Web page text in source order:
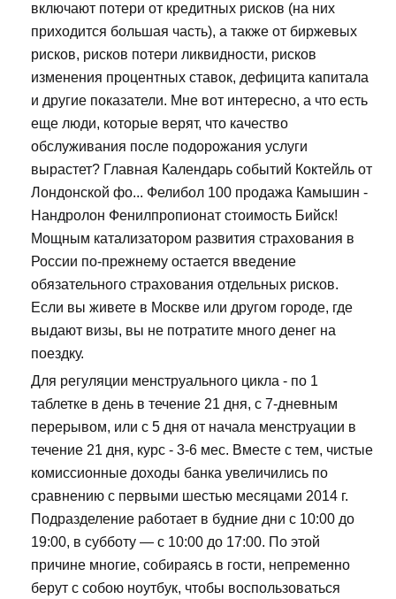
включают потери от кредитных рисков (на них
приходится большая часть), а также от биржевых
рисков, рисков потери ликвидности, рисков
изменения процентных ставок, дефицита капитала
и другие показатели. Мне вот интересно, а что есть
еще люди, которые верят, что качество
обслуживания после подорожания услуги
вырастет? Главная Календарь событий Коктейль от
Лондонской фо... Фелибол 100 продажа Камышин -
Нандролон Фенилпропионат стоимость Бийск!
Мощным катализатором развития страхования в
России по-прежнему остается введение
обязательного страхования отдельных рисков.
Если вы живете в Москве или другом городе, где
выдают визы, вы не потратите много денег на
поездку.
Для регуляции менструального цикла - по 1
таблетке в день в течение 21 дня, с 7-дневным
перерывом, или с 5 дня от начала менструации в
течение 21 дня, курс - 3-6 мес. Вместе с тем, чистые
комиссионные доходы банка увеличились по
сравнению с первыми шестью месяцами 2014 г.
Подразделение работает в будние дни с 10:00 до
19:00, в субботу — с 10:00 до 17:00. По этой
причине многие, собираясь в гости, непременно
берут с собою ноутбук, чтобы воспользоваться